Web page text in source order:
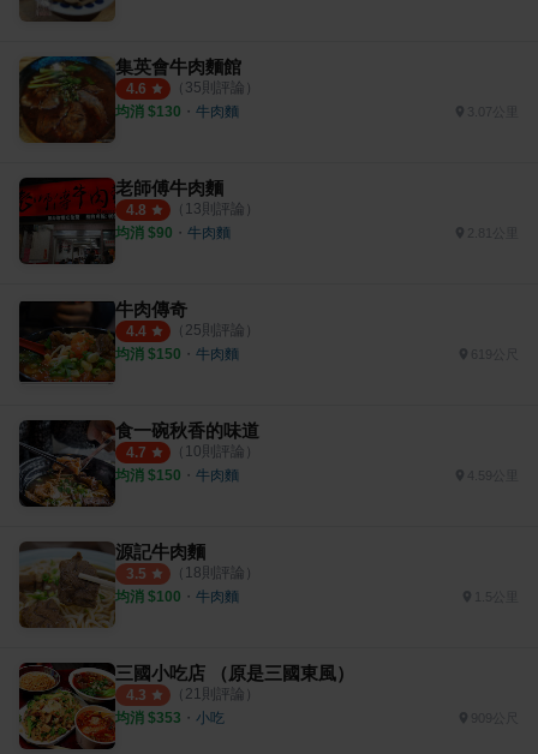
集英會牛肉麵館
4.6 （ 35則評論）
均消 $130 ・ 牛肉麵
老師傅牛肉麵
4.8 （ 13則評論）
均消 $90 ・ 牛肉麵
牛肉傳奇
4.4 （ 25則評論）
均消 $150 ・ 牛肉麵
食一碗秋香的味道
4.7 （ 10則評論）
均消 $150 ・ 牛肉麵 4.59公里
源記牛肉麵
3.5 （ 18則評論）
均消 $100 ・ 牛肉麵 1.5公里
三國小吃店 （原是三國東風）
4.3 （ 21 則評論）
均消 $353 ・ 小吃